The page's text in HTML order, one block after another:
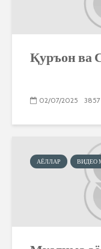
Қуръон ва
02/07/2025 3857
АЁЛЛАР ВИДЕО